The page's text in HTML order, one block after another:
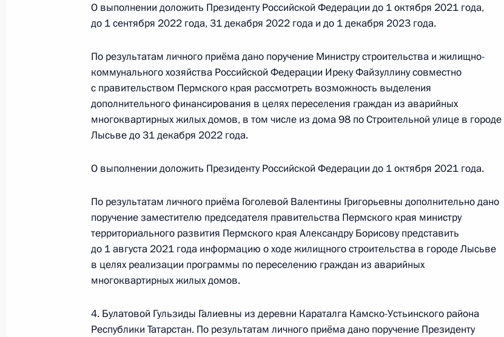
Продлён контроль в рабочем порядке за принятием мер по итогам личного приёма
в режиме видео-конференц-связи жительницы Курганской области, проведённого
по поручению Президента Российской Федерации начальником Экспертного
управления Президента Российской Федерации Владимиром Симоненко
в Приёмной Президента Российской Федерации по приёму граждан в Москве 14
10 декабря 2021 года, 19:17
О ходе принятия мер по итогам личного приёма в режиме видео-конференц-связи
жительницы Курганской области, проведённого по поручению Президента
Российской Федерации начальником Экспертного управления Президента
Российской Федерации Владимиром Симоненко в Приёмной Президента
Российской Федерации по приёму граждан в Москве 14 октября 2020 года
10 декабря 2021 года, 19:05
О выполнении доложить Президенту Российской Федерации до 1 октября 2021 года,
до 1 сентября 2022 года, 31 декабря 2022 года и до 1 декабря 2023 года.
По результатам личного приёма дано поручение Министру строительства и жилищно-
коммунального хозяйства Российской Федерации Иреку Файзуллину совместно
с правительством Пермского края рассмотреть возможность выделения
дополнительного финансирования в целях переселения граждан из аварийных
многоквартирных жилых домов, в том числе из дома 98 по Строительной улице в городе
Лысьве до 31 декабря 2022 года.
О выполнении доложить Президенту Российской Федерации до 1 октября 2021 года.
По результатам личного приёма Гоголевой Валентины Григорьевны дополнительно дано
поручение заместителю председателя правительства Пермского края министру
территориального развития Пермского края Александру Борисову представить
до 1 августа 2021 года информацию о ходе жилищного строительства в городе Лысьве
в целях реализации программы по переселению граждан из аварийных
многоквартирных жилых домов.
4. Булатовой Гульзиды Галиевны из деревни Караталга Камско-Устьинского района
Республики Татарстан. По результатам личного приёма дано поручение Президенту